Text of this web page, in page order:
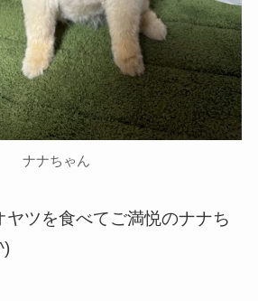
ナナちゃん
ヤツを食べてご満悦のナナち